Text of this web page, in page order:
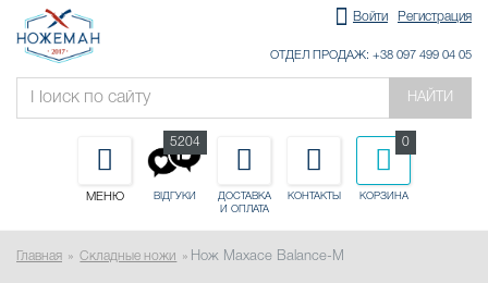
Войти Регистрация
ОТДЕЛ ПРОДАЖ: +38 097 499 04 05
НАЙТИ
МЕНЮ ВІДГУКИ
5204
ДОСТАВКА
И ОПЛАТА
КОНТАКТЫ КОРЗИНА
0
Главная Складные ножи Нож Maxace Balance-M